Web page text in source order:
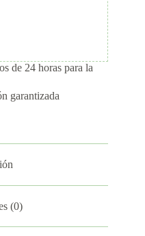
de 24 horas para la
garantizada
(0)